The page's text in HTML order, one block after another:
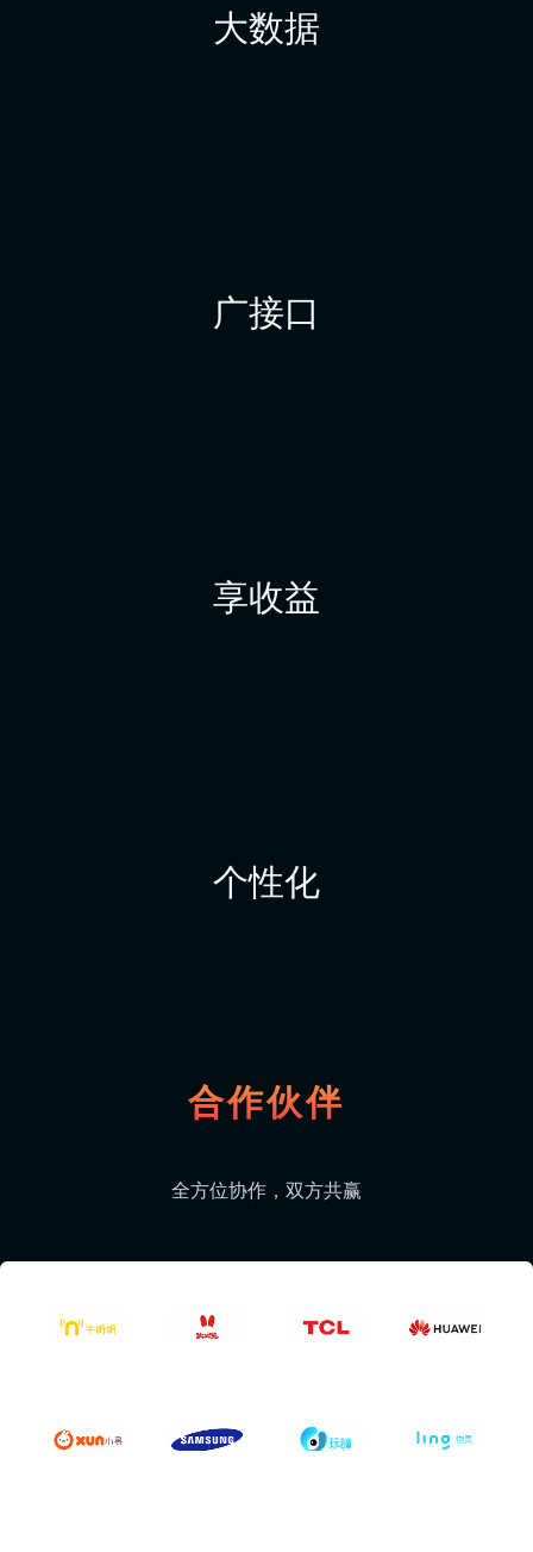
大数据
广接口
享收益
个性化
合作伙伴
全方位协作，双方共赢